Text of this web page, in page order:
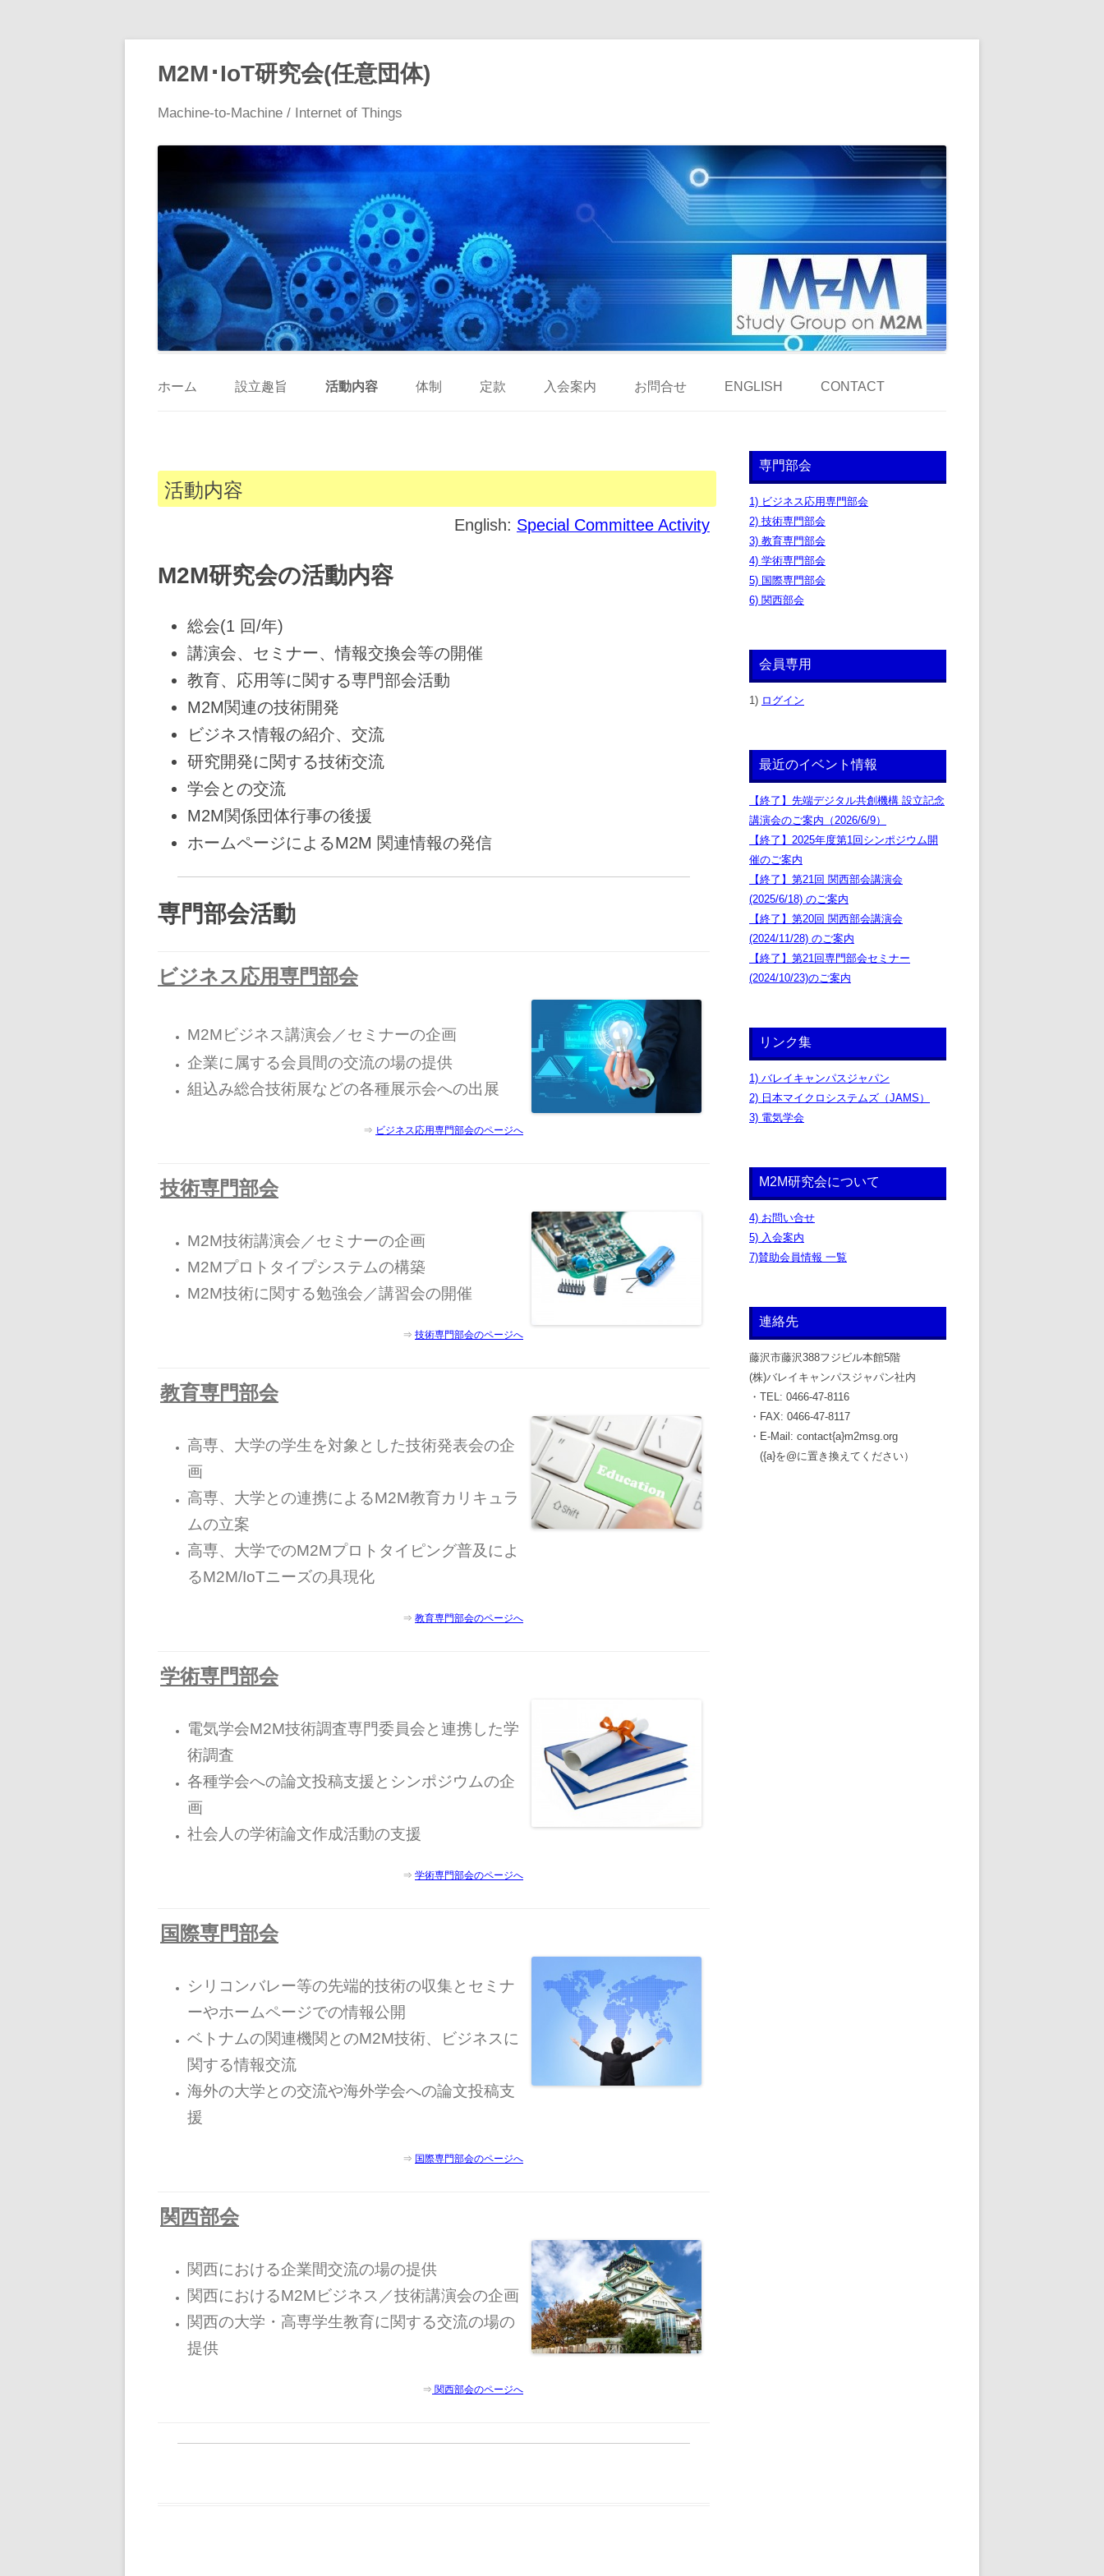
M2M･IoT研究会(任意団体)
Machine-to-Machine / Internet of Things
テ
ホーム 設立趣旨 活動内容 体制 定款 入会案内 お問合せ ENGLISH CONTACT
活動内容
English: Special Committee Activity
M2M研究会の活動内容
総会(1 回/年)
講演会、セミナー、情報交換会等の開催
教育、応用等に関する専門部会活動
M2M関連の技術開発
ビジネス情報の紹介、交流
研究開発に関する技術交流
学会との交流
M2M関係団体行事の後援
ホームページによるM2M 関連情報の発信
専門部会活動
ビジネス応用専門部会
M2Mビジネス講演会／セミナーの企画
企業に属する会員間の交流の場の提供
組込み総合技術展などの各種展示会への出展
⇒ ビジネス応用専門部会のページへ
技術専門部会
M2M技術講演会／セミナーの企画
M2Mプロトタイプシステムの構築
M2M技術に関する勉強会／講習会の開催
⇒ 技術専門部会のページへ
教育専門部会
高専、大学の学生を対象とした技術発表会の企
画
高専、大学との連携によるM2M教育カリキュラ
ムの立案
高専、大学でのM2Mプロトタイピング普及によ
る M2M/IoTニーズの具現化
⇒ 教育専門部会のページへ
学術専門部会
電気学会M2M技術調査専門委員会と連携した学
術調査
各種学会への論文投稿支援とシンポジウムの企
画
社会人の学術論文作成活動の支援
⇒ 学術専門部会のページへ
国際専門部会
シリコンバレー等の先端的技術の収集と セミナ
ーやホームページでの情報公開
ベトナムの関連機関とのM2M技術、ビジネスに
関する 情報交流
海外の大学との交流や海外学会への論文投稿支
援
⇒ 国際専門部会のページへ
関西部会
関西における企業間交流の場の提供
関西におけるM2Mビジネス／技術講演会の企画
関西の大学・高専学生教育に関する交流の場の
提供
⇒ 関西部会のページへ
専門部会
1) ビジネス応用専門部会
2) 技術専門部会
3) 教育専門部会
4) 学術専門部会
5) 国際専門部会
6) 関西部会
会員専用
1) ログイン
最近のイベント情報
【終了】先端デジタル共創機構 設立記念
講演会のご案内（2026/6/9）
【終了】2025年度第1回シンポジウム開
催のご案内
【終了】第21回 関西部会講演会
(2025/6/18) のご案内
【終了】第20回 関西部会講演会
(2024/11/28) のご案内
【終了】第21回専門部会セミナー
(2024/10/23)のご案内
リンク集
1) バレイキャンパスジャパン
2) 日本マイクロシステムズ（JAMS）
3) 電気学会
M2M研究会について
4) お問い合せ
5) 入会案内
7)賛助会員情報 一覧
連絡先
藤沢市藤沢388フジビル本館5階
(株)バレイキャンパスジャパン社内
・TEL: 0466-47-8116
・FAX: 0466-47-8117
・E-Mail: contact{a}m2msg.org
({a}を@に置き換えてください）